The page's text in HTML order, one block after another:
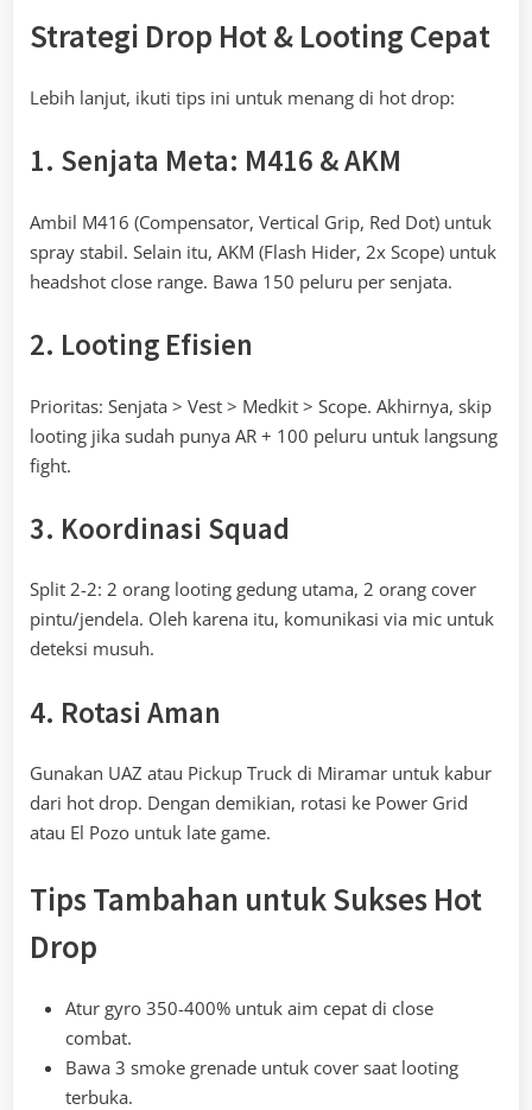
Strategi Drop Hot & Looting Cepat
Lebih lanjut, ikuti tips ini untuk menang di hot drop:
1. Senjata Meta: M416 & AKM
Ambil M416 (Compensator, Vertical Grip, Red Dot) untuk
spray stabil. Selain itu, AKM (Flash Hider, 2x Scope) untuk
headshot close range. Bawa 150 peluru per senjata.
2. Looting Efisien
Prioritas: Senjata > Vest > Medkit > Scope. Akhirnya, skip
looting jika sudah punya AR + 100 peluru untuk langsung
fight.
3. Koordinasi Squad
Split 2-2: 2 orang looting gedung utama, 2 orang cover
pintu/jendela. Oleh karena itu, komunikasi via mic untuk
deteksi musuh.
4. Rotasi Aman
Gunakan UAZ atau Pickup Truck di Miramar untuk kabur
dari hot drop. Dengan demikian, rotasi ke Power Grid
atau El Pozo untuk late game.
Tips Tambahan untuk Sukses Hot
Drop
Atur gyro 350-400% untuk aim cepat di close
combat.
Bawa 3 smoke grenade untuk cover saat looting
terbuka.